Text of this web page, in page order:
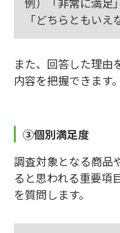
「どちらともい
また、回答した理由
内容を把握できます。
③個別満足度
調査対象となる商品
ると思われる重要項
を質問します。